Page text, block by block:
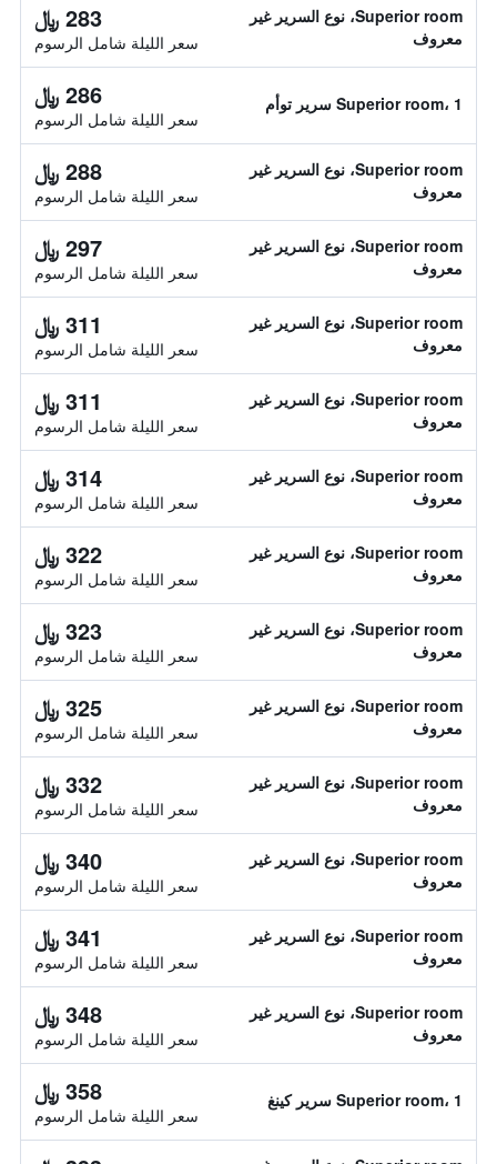
Superior room، نوع السرير غير
معروف
283 ﷼
سعر الليلة شامل الرسوم
Superior room، 1 سرير توأم 286 ﷼
سعر الليلة شامل الرسوم
Superior room، نوع السرير غير
معروف
288 ﷼
سعر الليلة شامل الرسوم
Superior room، نوع السرير غير
معروف
297 ﷼
سعر الليلة شامل الرسوم
Superior room، نوع السرير غير
معروف
311 ﷼
سعر الليلة شامل الرسوم
Superior room، نوع السرير غير
معروف
311 ﷼
سعر الليلة شامل الرسوم
Superior room، نوع السرير غير
معروف
314 ﷼
سعر الليلة شامل الرسوم
Superior room، نوع السرير غير
معروف
322 ﷼
سعر الليلة شامل الرسوم
Superior room، نوع السرير غير
معروف
323 ﷼
سعر الليلة شامل الرسوم
Superior room، نوع السرير غير
معروف
325 ﷼
سعر الليلة شامل الرسوم
Superior room، نوع السرير غير
معروف
332 ﷼
سعر الليلة شامل الرسوم
Superior room، نوع السرير غير
معروف
340 ﷼
سعر الليلة شامل الرسوم
Superior room، نوع السرير غير
معروف
341 ﷼
سعر الليلة شامل الرسوم
Superior room، نوع السرير غير
معروف
348 ﷼
سعر الليلة شامل الرسوم
Superior room، 1 سرير كينغ 358 ﷼
سعر الليلة شامل الرسوم